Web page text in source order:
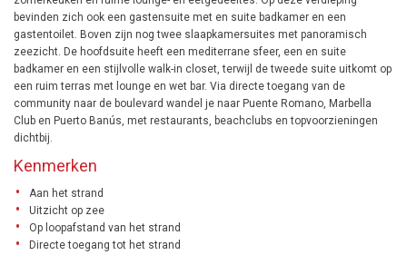
bevinden zich ook een gastensuite met en suite badkamer en een
gastentoilet. Boven zijn nog twee slaapkamersuites met panoramisch
zeezicht. De hoofdsuite heeft een mediterrane sfeer, een en suite
badkamer en een stijlvolle walk-in closet, terwijl de tweede suite uitkomt op
een ruim terras met lounge en wet bar. Via directe toegang van de
community naar de boulevard wandel je naar Puente Romano, Marbella
Club en Puerto Banús, met restaurants, beachclubs en topvoorzieningen
dichtbij.
Kenmerken
Aan het strand
Uitzicht op zee
Op loopafstand van het strand
Directe toegang tot het strand